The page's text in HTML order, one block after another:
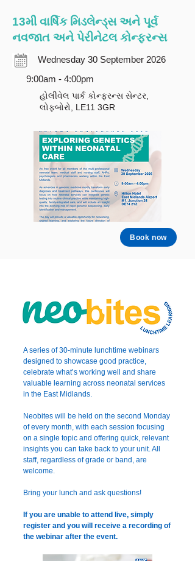
13મી વાર્ષિક મિડલેન્ડ્સ અને પૂર્વ
નવજાત અને પેરીનેટલ કોન્ફરન્સ
Wednesday 30 September 2026
9:00am - 4:00pm
હોલીવેલ પાર્ક કોન્ફરન્સ સેન્ટર,
લોફબોરો, LE11 3GR
Book now
A series of 30-minute lunchtime webinars
designed to showcase good practice,
celebrate what’s working well and share
valuable learning across neonatal services
in the East Midlands.
Neobites will be held on the second Monday
of every month, with each session focusing
on a single topic and offering quick, relevant
insights you can take back to your unit. All
staff, regardless of grade or band, are
welcome.
Bring your lunch and ask questions!
If you are unable to attend live, simply
register and you will receive a recording of
the webinar after the event.